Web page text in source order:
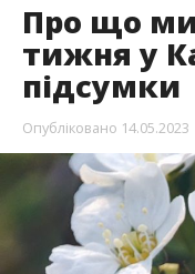
Про що
тижня у
підсумки
Опубліковано 14.05.2023